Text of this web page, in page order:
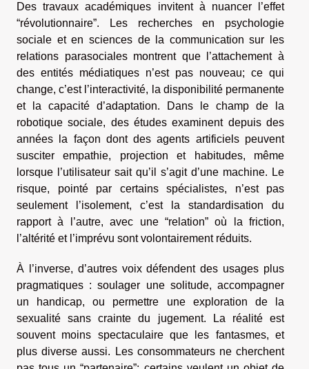
Des travaux académiques invitent à nuancer l’effet
“révolutionnaire”. Les recherches en psychologie
sociale et en sciences de la communication sur les
relations parasociales montrent que l’attachement à
des entités médiatiques n’est pas nouveau; ce qui
change, c’est l’interactivité, la disponibilité permanente
et la capacité d’adaptation. Dans le champ de la
robotique sociale, des études examinent depuis des
années la façon dont des agents artificiels peuvent
susciter empathie, projection et habitudes, même
lorsque l’utilisateur sait qu’il s’agit d’une machine. Le
risque, pointé par certains spécialistes, n’est pas
seulement l’isolement, c’est la standardisation du
rapport à l’autre, avec une “relation” où la friction,
l’altérité et l’imprévu sont volontairement réduits.
À l’inverse, d’autres voix défendent des usages plus
pragmatiques : soulager une solitude, accompagner
un handicap, ou permettre une exploration de la
sexualité sans crainte du jugement. La réalité est
souvent moins spectaculaire que les fantasmes, et
plus diverse aussi. Les consommateurs ne cherchent